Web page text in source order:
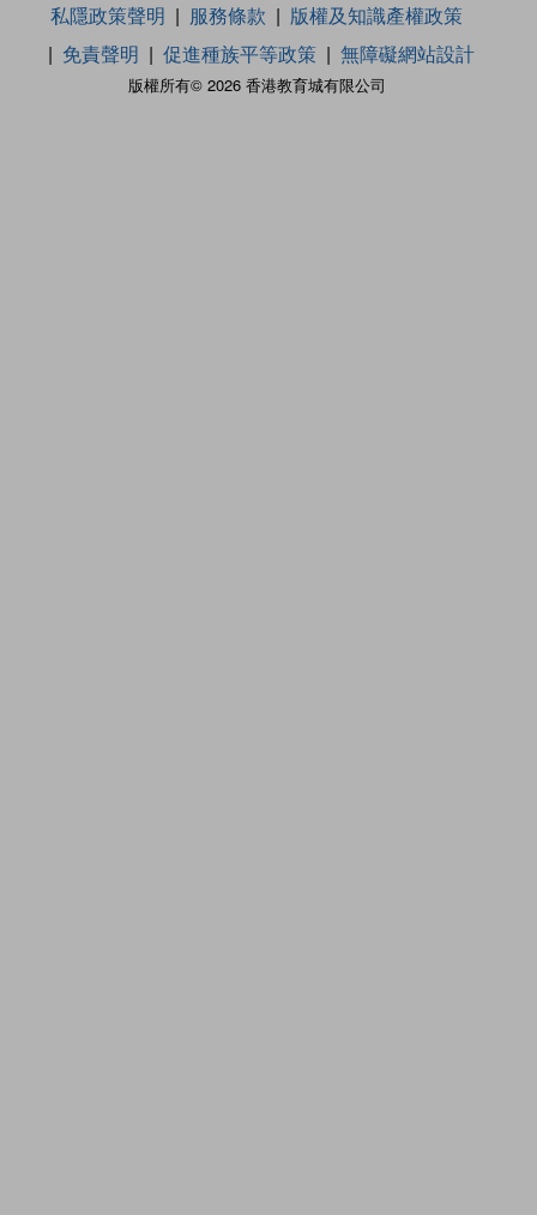
版權所有© 2026 香港教育城有限公司
私隱政策聲明 服務條款
版權及知識產權政策
免責聲明
促進種族平等政策 無障礙網站設計